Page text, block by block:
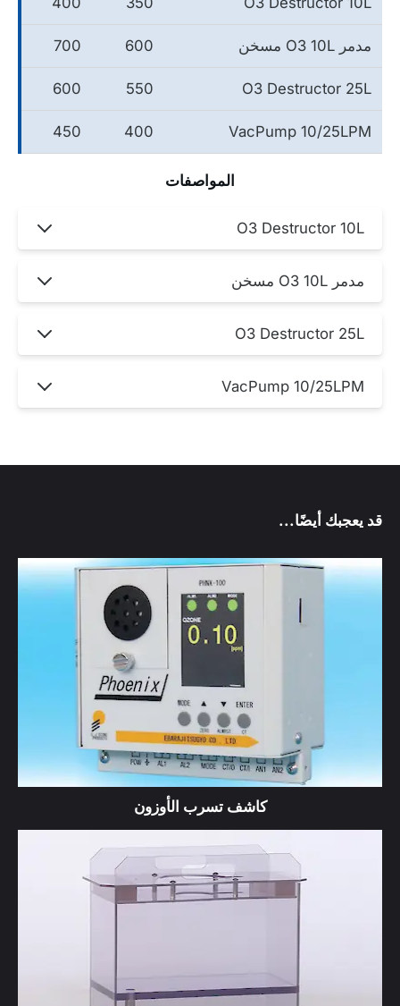
مدمر O3 10L مسخن 600
700
O3 Destructor 25L
550
600
VacPump 10/25LPM
400
450
المواصفات
O3 Destructor 10L
مدمر O3 10L مسخن
O3 Destructor 25L
VacPump 10/25LPM
قد يعجبك أيضًا...
كاشف تسرب الأوزون